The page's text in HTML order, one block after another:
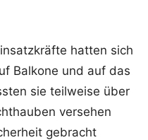
hatten sich
Balkone und auf das
sie teilweise über
versehen
gebracht